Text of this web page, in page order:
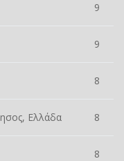
9
9
8
Ελλάδα 8
8